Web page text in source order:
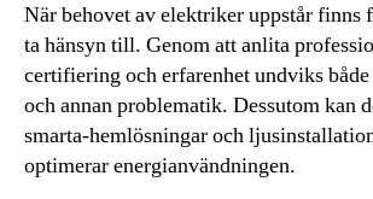
När behovet av elektriker uppstår finns
ta hänsyn till. Genom att anlita
certifiering och erfarenhet undviks
och annan problematik. Dessutom kan
smarta-hemlösningar och
optimerar energianvändningen.